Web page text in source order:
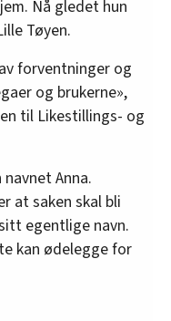
Nå gledet hun
Tøyen.
forventninger og
og brukerne»,
til Likestillings- og
Anna.
at saken skal bli
egentlige navn.
kan ødelegge for